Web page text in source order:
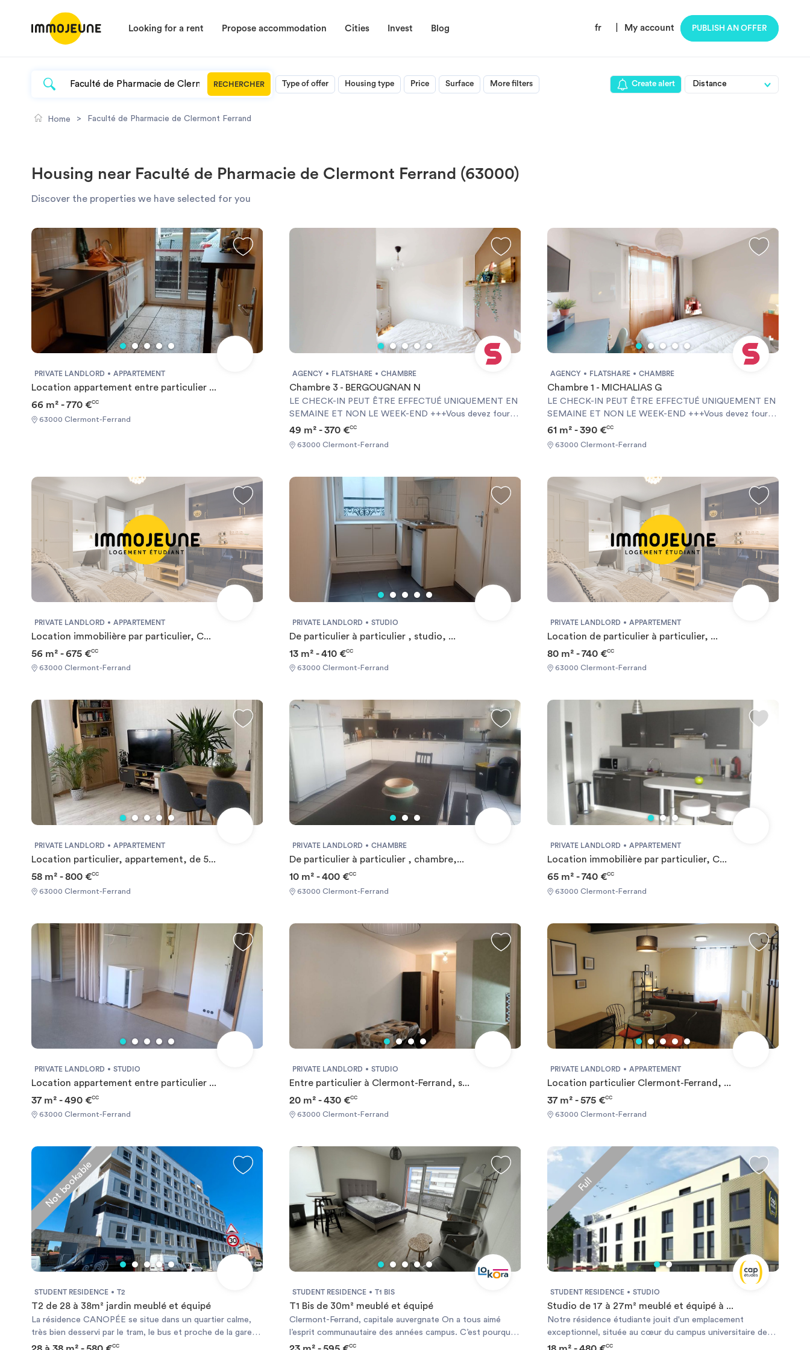
Looking for a rent Propose accommodation Cities Invest Blog fr My account PUBLISH AN OFFER
RECHERCHER Type of offer Housing type Price Surface More filters Create alert
Home > Faculté de Pharmacie de Clermont Ferrand
Housing near Faculté de Pharmacie de Clermont Ferrand (63000)
Discover the properties we have selected for you
PRIVATE LANDLORD APPARTEMENT
Location appartement entre particulier ...
66 m² - 770 €CC
63000 Clermont-Ferrand
AGENCY FLATSHARE CHAMBRE
Chambre 3 - BERGOUGNAN N
LE CHECK-IN PEUT ÊTRE EFFECTUÉ UNIQUEMENT EN
SEMAINE ET NON LE WEEK-END +++Vous devez fournir
une Garantie Visale obligatoirement et une assurance
habitation+++ [ENG] CHECK-IN CAN ONLY BE DONE
ON WEEKDAYS AND NOT AT WEEKENDS +++You must
49 m² - 370 €CC
63000 Clermont-Ferrand
AGENCY FLATSHARE CHAMBRE
Chambre 1 - MICHALIAS G
LE CHECK-IN PEUT ÊTRE EFFECTUÉ UNIQUEMENT EN
SEMAINE ET NON LE WEEK-END +++Vous devez fournir
une Garantie Visale obligatoirement et une assurance
habitation+++ [ENG] CHECK-IN CAN ONLY BE DONE
ON WEEKDAYS AND NOT AT WEEKENDS +++You must
61 m² - 390 €CC
63000 Clermont-Ferrand
PRIVATE LANDLORD APPARTEMENT
Location immobilière par particulier, C...
56 m² - 675 €CC
63000 Clermont-Ferrand
PRIVATE LANDLORD STUDIO
De particulier à particulier , studio, ...
13 m² - 410 €CC
63000 Clermont-Ferrand
PRIVATE LANDLORD APPARTEMENT
Location de particulier à particulier, ...
80 m² - 740 €CC
63000 Clermont-Ferrand
PRIVATE LANDLORD APPARTEMENT
Location particulier, appartement, de 5...
58 m² - 800 €CC
63000 Clermont-Ferrand
PRIVATE LANDLORD CHAMBRE
De particulier à particulier , chambre,...
10 m² - 400 €CC
63000 Clermont-Ferrand
PRIVATE LANDLORD APPARTEMENT
Location immobilière par particulier, C...
65 m² - 740 €CC
63000 Clermont-Ferrand
PRIVATE LANDLORD STUDIO
Location appartement entre particulier ...
37 m² - 490 €CC
63000 Clermont-Ferrand
PRIVATE LANDLORD STUDIO
Entre particulier à Clermont-Ferrand, s...
20 m² - 430 €CC
63000 Clermont-Ferrand
PRIVATE LANDLORD APPARTEMENT
Location particulier Clermont-Ferrand, ...
37 m² - 575 €CC
63000 Clermont-Ferrand
Not bookable
STUDENT RESIDENCE T2
T2 de 28 à 38m² jardin meublé et équipé
La résidence CANOPÉE se situe dans un quartier calme,
très bien desservi par le tram, le bus et proche de la gare
SNCF. Vous trouverez des voies cyclables et C'vélo pour
CC
STUDENT RESIDENCE T1 BIS
T1 Bis de 30m² meublé et équipé
Clermont-Ferrand, capitale auvergnate On a tous aimé
l’esprit communautaire des années campus. C’est pourquoi,
nous proposons aux étudiants un vrai projet de qualité de
CC
Full
STUDENT RESIDENCE STUDIO
Studio de 17 à 27m² meublé et équipé à ...
Notre résidence étudiante jouit d'un emplacement
exceptionnel, située au cœur du campus universitaire des
Cézeaux. Profitez d'une installation en toute sérénité dans
CC